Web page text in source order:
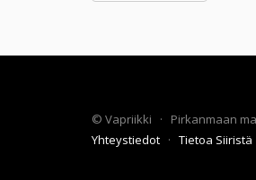
© Vapriikki · Pirkanmaan
Yhteystiedot · Tietoa Siiristä